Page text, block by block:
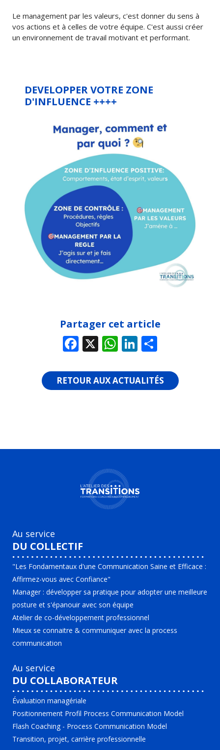
Le management par les valeurs, c'est donner du sens à
vos actions et à celles de votre équipe. C'est aussi créer
un environnement de travail motivant et performant.
DEVELOPPER VOTRE ZONE
D'INFLUENCE ++++
Partager cet article
Facebook
X WhatsApp
LinkedIn
RETOUR AUX ACTUALITÉS
Au service
DU COLLECTIF
"Les Fondamentaux d'une Communication Saine et Efficace :
Affirmez-vous avec Confiance"
Manager : développer sa pratique pour adopter une meilleure
posture et s'épanouir avec son équipe
Atelier de co-développement professionnel
Mieux se connaitre & communiquer avec la process
communication
Au service
DU COLLABORATEUR
Évaluation managériale
Positionnement Profil Process Communication Model
Flash Coaching - Process Communication Model
Transition, projet, carrière professionnelle